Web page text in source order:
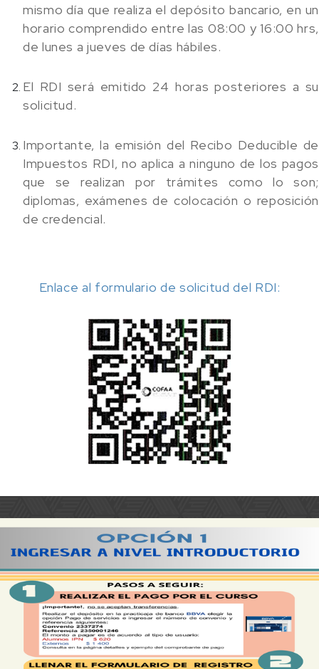
mismo día que realiza el depósito bancario, en un
horario comprendido entre las 08:00 y 16:00 hrs,
de lunes a jueves de días hábiles.
El RDI será emitido 24 horas posteriores a su
solicitud.
Importante, la emisión del Recibo Deducible de
Impuestos RDI, no aplica a ninguno de los pagos
que se realizan por trámites como lo son;
diplomas, exámenes de colocación o reposición
de credencial.
Enlace al formulario de solicitud del RDI: